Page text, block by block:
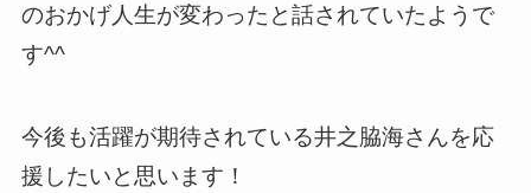
のおかげ人生が変わったと話されていたようで
す^^
今後も活躍が期待されている井之脇海さんを応
援したいと思います！